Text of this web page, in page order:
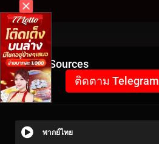
Video Sources
ติดตาม Telegram
พากย์ไทย